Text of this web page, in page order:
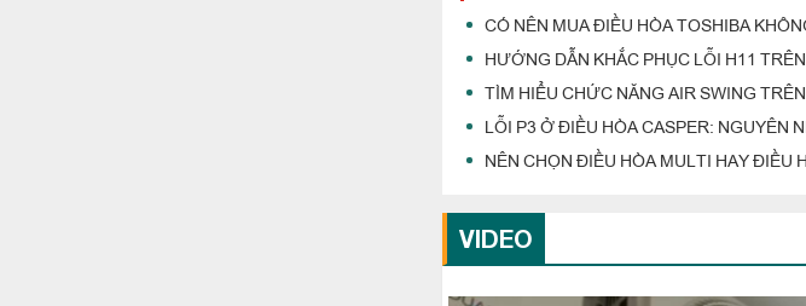
CÓ NÊN MUA ĐIỀU HÒA TOSHIBA
HƯỚNG DẪN KHẮC PHỤC LỖI H11
TÌM HIỂU CHỨC NĂNG AIR SWING
LỖI P3 Ở ĐIỀU HÒA CASPER: NGUYÊN
NÊN CHỌN ĐIỀU HÒA MULTI HAY ĐIỀU
VIDEO